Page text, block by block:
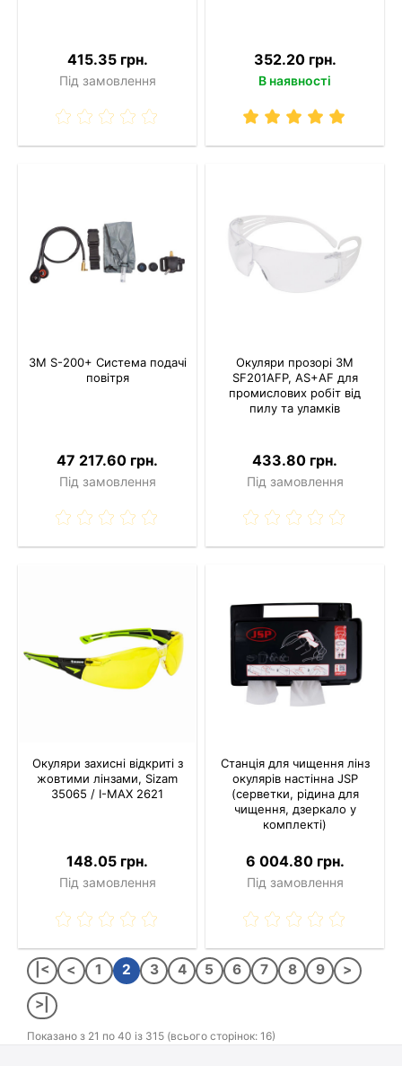
415.35 грн.
Під замовлення
352.20 грн.
В наявності
3M S-200+ Система подачі
повітря
47 217.60 грн.
Під замовлення
Окуляри прозорі 3M
SF201AFP, AS+AF для
промислових робіт від
пилу та уламків
433.80 грн.
Під замовлення
Окуляри захисні відкриті з
жовтими лінзами, Sizam
35065 / I-MAX 2621
148.05 грн.
Під замовлення
Станція для чищення лінз
окулярів настінна JSP
(серветки, рідина для
чищення, дзеркало у
комплекті)
6 004.80 грн.
Під замовлення
|< < 1 2 3 4 5 6 7 8 9 >
>|
Показано з 21 по 40 із 315 (всього сторінок: 16)